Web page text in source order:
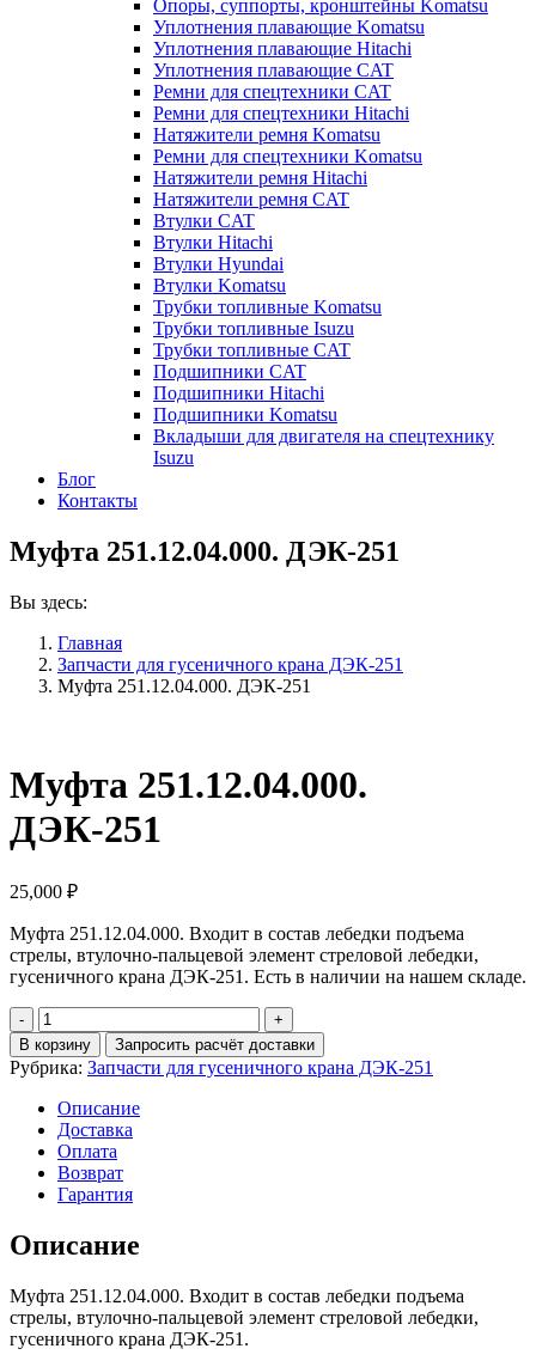
Опоры, суппорты, кронштейны Komatsu
Уплотнения плавающие Komatsu
Уплотнения плавающие Hitachi
Уплотнения плавающие CAT
Ремни для спецтехники CAT
Ремни для спецтехники Hitachi
Натяжители ремня Komatsu
Ремни для спецтехники Komatsu
Натяжители ремня Hitachi
Натяжители ремня CAT
Втулки CAT
Втулки Hitachi
Втулки Hyundai
Втулки Komatsu
Трубки топливные Komatsu
Трубки топливные Isuzu
Трубки топливные CAT
Подшипники CAT
Подшипники Hitachi
Подшипники Komatsu
Вкладыши для двигателя на спецтехнику
Isuzu
Блог
Контакты
Муфта 251.12.04.000. ДЭК-251
Вы здесь:
Главная
Запчасти для гусеничного крана ДЭК-251
Муфта 251.12.04.000. ДЭК-251
Муфта 251.12.04.000.
ДЭК-251
25,000 ₽
Муфта 251.12.04.000. Входит в состав лебедки подъема
стрелы, втулочно-пальцевой элемент стреловой лебедки,
гусеничного крана ДЭК-251. Есть в наличии на нашем складе.
Количество
Муфта
251.12.04.000.
ДЭК-251
В корзину Запросить расчёт доставки
Рубрика: Запчасти для гусеничного крана ДЭК-251
Описание
Доставка
Оплата
Возврат
Гарантия
Описание
Муфта 251.12.04.000. Входит в состав лебедки подъема
стрелы, втулочно-пальцевой элемент стреловой лебедки,
гусеничного крана ДЭК-251.